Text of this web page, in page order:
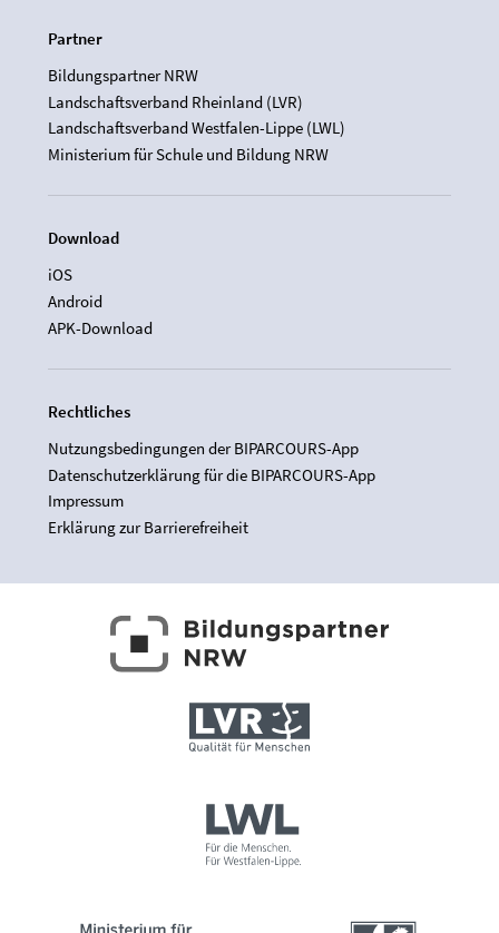
Partner
Bildungspartner NRW
Landschaftsverband Rheinland (LVR)
Landschaftsverband Westfalen-Lippe (LWL)
Ministerium für Schule und Bildung NRW
Download
iOS
Android
APK-Download
Rechtliches
Nutzungsbedingungen der BIPARCOURS-App
Datenschutzerklärung für die BIPARCOURS-App
Impressum
Erklärung zur Barrierefreiheit